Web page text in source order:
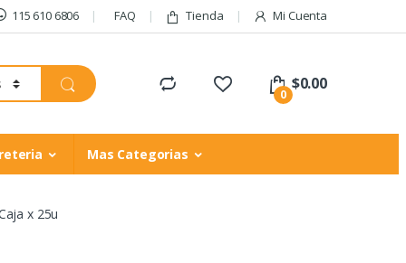
115 610 6806 FAQ Tienda Mi Cuenta
0
$0.00
Mas Categorias
x 25u